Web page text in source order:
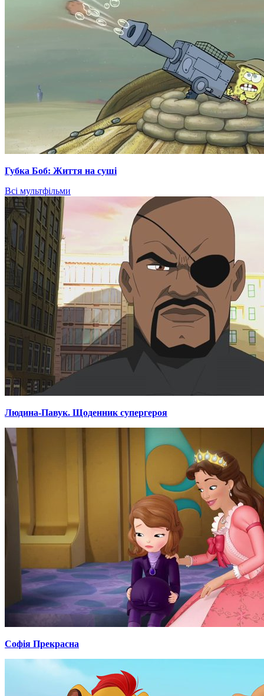
Губка Боб: Життя на суші
Всі мультфільми
Людина-Павук. Щоденник супергероя
Софія Прекрасна